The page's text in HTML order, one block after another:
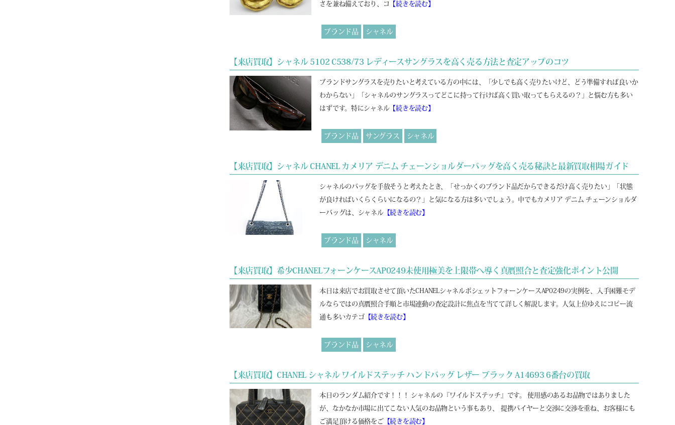
さを兼ね備えており、コ
【続きを読む】
ブランド品 シャネル
【来店買取】シャネル 5102 C538/73 レディースサングラスを高く売る方法と査定アップのコツ
ブランドサングラスを売りたいと考えている方の中には、「少しでも高く売りたいけど、どう準備すれば良いか
わからない」「シャネルのサングラスってどこに持って行けば高く買い取ってもらえるの？」と悩む方も多い
はずです。特にシャネル【続きを読む】
ブランド品 サングラス シャネル
【来店買取】シャネル CHANEL カメリア デニム チェーンショルダーバッグを高く売る秘訣と最新買取相場ガイド
シャネルのバッグを手放そうと考えたとき、「せっかくのブランド品だからできるだけ高く売りたい」「状態
が良ければいくらくらいになるの？」と気になる方は多いでしょう。中でもカメリア デニム チェーンショルダ
ーバッグは、シャネル【続きを読む】
ブランド品 シャネル
【来店買取】希少CHANELフォーンケースAP0249未使用極美を上限帯へ導く真贋照合と査定強化ポイント公開
本日は来店でお買取させて頂いたCHANELシャネルポシェットフォーンケースAP0249の実例を、入手困難モデ
ルならではの真贋照合手順と市場連動の査定設計に焦点を当てて詳しく解説します。人気上位ゆえにコピー流
通も多いカテゴ
【続きを読む】
ブランド品 シャネル
【来店買取】CHANEL シャネル ワイルドステッチ ハンドバッグ レザー ブラック A14693 6番台の買取
本日のランダム紹介です！！！ シャネルの『ワイルドステッチ』です。 使用感のあるお品物ではありました
が、なかなか市場に出てこない人気のお品物という事もあり、 提携バイヤーと交渉に交渉を重ね、お客様にも
ご満足頂ける価格をご
【続きを読む】